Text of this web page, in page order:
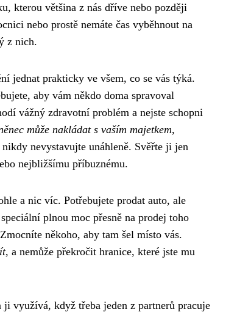
kterou většina z nás dříve nebo později
nebo prostě nemáte čas vyběhnout na
z nich.
jednat prakticky ve všem, co se vás týká.
aby vám někdo doma spravoval
vážný zdravotní problém a nejste schopni
může nakládat s vaším majetkem,
nevystavujte unáhleně. Svěřte ji jen
nejbližšímu příbuznému.
a nic víc. Potřebujete prodat auto, ale
plnou moc přesně na prodej toho
někoho, aby tam šel místo vás.
, a nemůže překročit hranice, které jste mu
využívá, když třeba jeden z partnerů pracuje